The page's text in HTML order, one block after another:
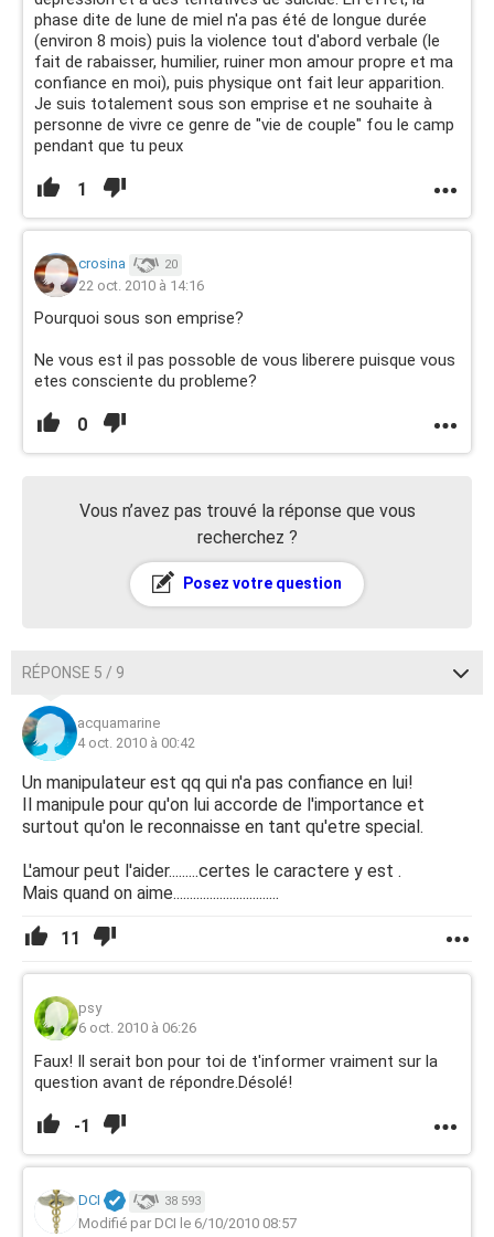
phase dite de lune de miel n'a pas été de longue durée
(environ 8 mois) puis la violence tout d'abord verbale (le
fait de rabaisser, humilier, ruiner mon amour propre et ma
confiance en moi), puis physique ont fait leur apparition.
Je suis totalement sous son emprise et ne souhaite à
personne de vivre ce genre de "vie de couple" fou le camp
pendant que tu peux
1
crosina 20
22 oct. 2010 à 14:16
Pourquoi sous son emprise?
Ne vous est il pas possoble de vous liberere puisque vous
etes consciente du probleme?
0
Vous n’avez pas trouvé la réponse que vous
recherchez ?
Posez votre question
RÉPONSE 5 / 9
acquamarine
4 oct. 2010 à 00:42
Un manipulateur est qq qui n'a pas confiance en lui!
Il manipule pour qu'on lui accorde de l'importance et
surtout qu'on le reconnaisse en tant qu'etre special.
L'amour peut l'aider.........certes le caractere y est .
Mais quand on aime................................
11
psy
6 oct. 2010 à 06:26
Faux! Il serait bon pour toi de t'informer vraiment sur la
question avant de répondre.Désolé!
-1
DCI 38 593
Modifié par DCI le 6/10/2010 08:57